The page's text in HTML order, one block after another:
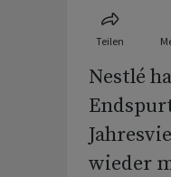
Teilen
Nestlé
wieder